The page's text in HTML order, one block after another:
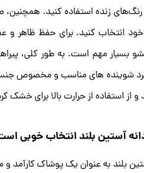
زنده استفاده کنید.
انتخاب کنید. برای حفظ ظاهر و
بسیار مهم است. به طور کلی،
شوینده های مناسب و مخصوص
از استفاده از حرارت بالا برای خشک
آستین بلند انتخاب خوبی
بلند به عنوان یک پوشاک کارآمد